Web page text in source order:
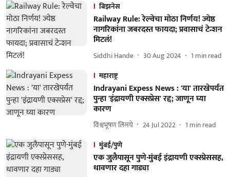
बिझनेस
Railway Rule: रेल्वेचा मोठा निर्णय! ज्येष्ठ
नागरिकांना जबरदस्त फायदा; प्रवासाचं टेन्शन
मिटलं!
Siddhi Hande 30 Aug 2024 1 min read
महाराष्ट्र
Indrayani Expess News : 'या' तारखेपर्यंत
पुन्हा 'इंद्रायणी एक्सप्रेस' रद्द; जाणून घ्या
कारण
विश्वभूषण लिमये 24 Jul 2022 1 min read
मुंबई/पुणे
एक जुलैपासून पुणे-मुंबई इंद्रायणी एक्स्प्रेससह,
धावणार दहा गाड्या